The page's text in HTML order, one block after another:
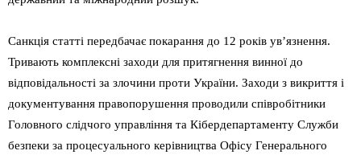
Санкція статті передбачає покарання до 12 років ув’язнення.
Тривають комплексні заходи для притягнення винної до
відповідальності за злочини проти України. Заходи з викриття і
документування правопорушення проводили співробітники
Головного слідчого управління та Кібердепартаменту Служби
безпеки за процесуального керівництва Офісу Генерального